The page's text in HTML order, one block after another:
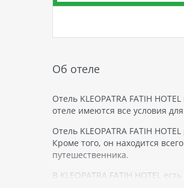
Об отеле
Отель KLEOPATRA FATIH
отеле имеются все условия
Отель KLEOPATRA FATIH
Кроме того, он находится
путешественника.
В KLEOPATRA FATIH HOTEL